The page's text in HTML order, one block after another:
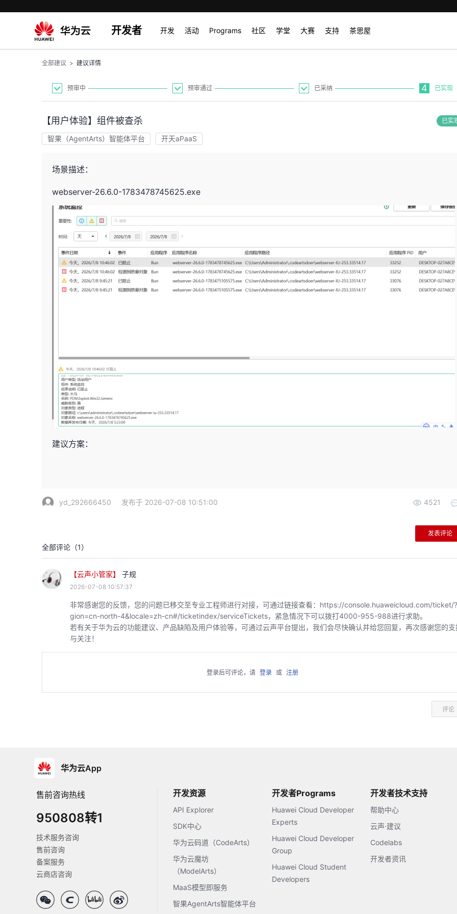
开发者 开发 活动 Programs 社区 学堂 大赛 支持 茶思屋
全部建议 > 建议详情
预审中 预审通过 已采纳 4 已实现
【用户体验】组件被查杀 已实
智果（AgentArts）智能体平台 开天aPaaS
场景描述：
webserver-26.6.0-1783478745625.exe
建议方案：
yd_292666450 发布于 2026-07-08 10:51:00 4521
发表评论
全部评论（1）
【云声小管家】 子规
2026-07-08 10:57:37
非常感谢您的反馈，您的问题已移交至专业工程师进行对接，可通过链接查看：https://console.huaweicloud.com/ticket/
gion=cn-north-4&locale=zh-cn#/ticketindex/serviceTickets，紧急情况下可以拨打4000-955-988进行求助。
若有关于华为云的功能建议、产品缺陷及用户体验等，可通过云声平台提出，我们会尽快确认并给您回复，再次感谢您的支
与关注！
登录后可评论，请 登录 或 注册
评论
华为云App
售前咨询热线
950808转1
技术服务咨询
售前咨询
备案服务
云商店咨询
开发资源
API Explorer
SDK中心
华为云码道（CodeArts）
华为云魔坊
（ModelArts）
MaaS模型即服务
智果AgentArts智能体平台
开发者Programs
Huawei Cloud Developer
Experts
Huawei Cloud Developer
Group
Huawei Cloud Student
Developers
开发者技术支持
帮助中心
云声·建议
Codelabs
开发者资讯